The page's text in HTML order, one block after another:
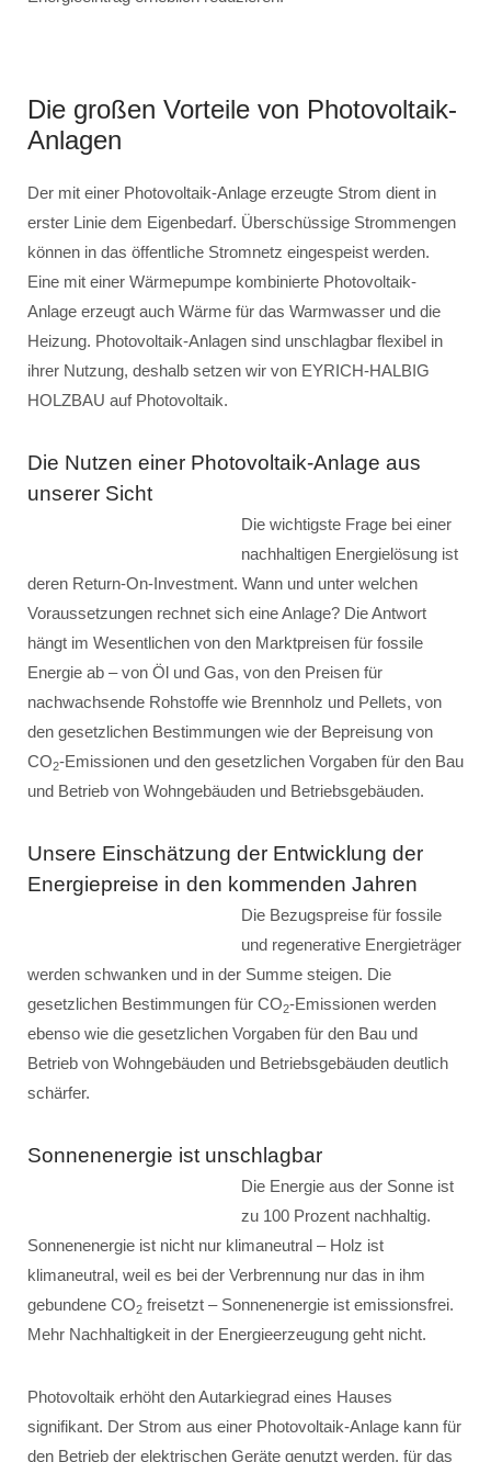
Die großen Vorteile von Photovoltaik-
Anlagen
Der mit einer Photovoltaik-Anlage erzeugte Strom dient in
erster Linie dem Eigenbedarf. Überschüssige Strommengen
können in das öffentliche Stromnetz eingespeist werden.
Eine mit einer Wärmepumpe kombinierte Photovoltaik-
Anlage erzeugt auch Wärme für das Warmwasser und die
Heizung. Photovoltaik-Anlagen sind unschlagbar flexibel in
ihrer Nutzung, deshalb setzen wir von EYRICH-HALBIG
HOLZBAU auf Photovoltaik.
Die Nutzen einer Photovoltaik-Anlage aus
unserer Sicht
Die wichtigste Frage bei einer
nachhaltigen Energielösung ist
deren Return-On-Investment. Wann und unter welchen
Voraussetzungen rechnet sich eine Anlage? Die Antwort
hängt im Wesentlichen von den Marktpreisen für fossile
Energie ab – von Öl und Gas, von den Preisen für
nachwachsende Rohstoffe wie Brennholz und Pellets, von
den gesetzlichen Bestimmungen wie der Bepreisung von
CO2-Emissionen und den gesetzlichen Vorgaben für den Bau
und Betrieb von Wohngebäuden und Betriebsgebäuden.
Unsere Einschätzung der Entwicklung der
Energiepreise in den kommenden Jahren
Die Bezugspreise für fossile
und regenerative Energieträger
werden schwanken und in der Summe steigen. Die
gesetzlichen Bestimmungen für CO2-Emissionen werden
ebenso wie die gesetzlichen Vorgaben für den Bau und
Betrieb von Wohngebäuden und Betriebsgebäuden deutlich
schärfer.
Sonnenenergie ist unschlagbar
Die Energie aus der Sonne ist
zu 100 Prozent nachhaltig.
Sonnenenergie ist nicht nur klimaneutral – Holz ist
klimaneutral, weil es bei der Verbrennung nur das in ihm
gebundene CO2 freisetzt – Sonnenenergie ist emissionsfrei.
Mehr Nachhaltigkeit in der Energieerzeugung geht nicht.
Photovoltaik erhöht den Autarkiegrad eines Hauses
signifikant. Der Strom aus einer Photovoltaik-Anlage kann für
den Betrieb der elektrischen Geräte genutzt werden, für das